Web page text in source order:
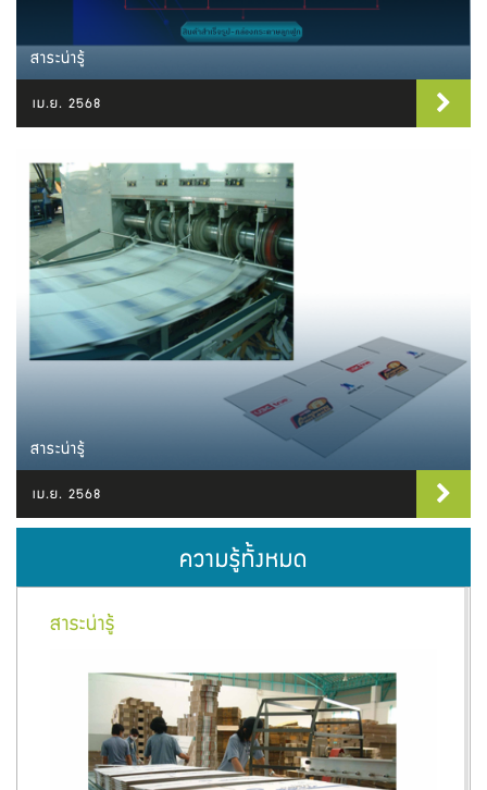
สาระน่ารู้
เม.ย. 2568
สาระน่ารู้
เม.ย. 2568
3 4 5 ถัดไป
ความรู้ทั้งหมด
สาระน่ารู้